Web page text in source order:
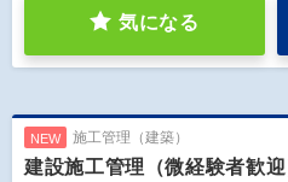
気になる
NEW 施工管理（建築）
建設施工管理（微経験者歓